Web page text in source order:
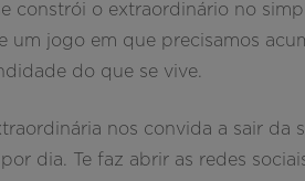
constrói o extraordinário no
um jogo em que precisamos
do que se vive.
nos convida a sair da
dia. Te faz abrir as redes